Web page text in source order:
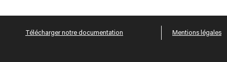
Télécharger notre documentation Mentions légales